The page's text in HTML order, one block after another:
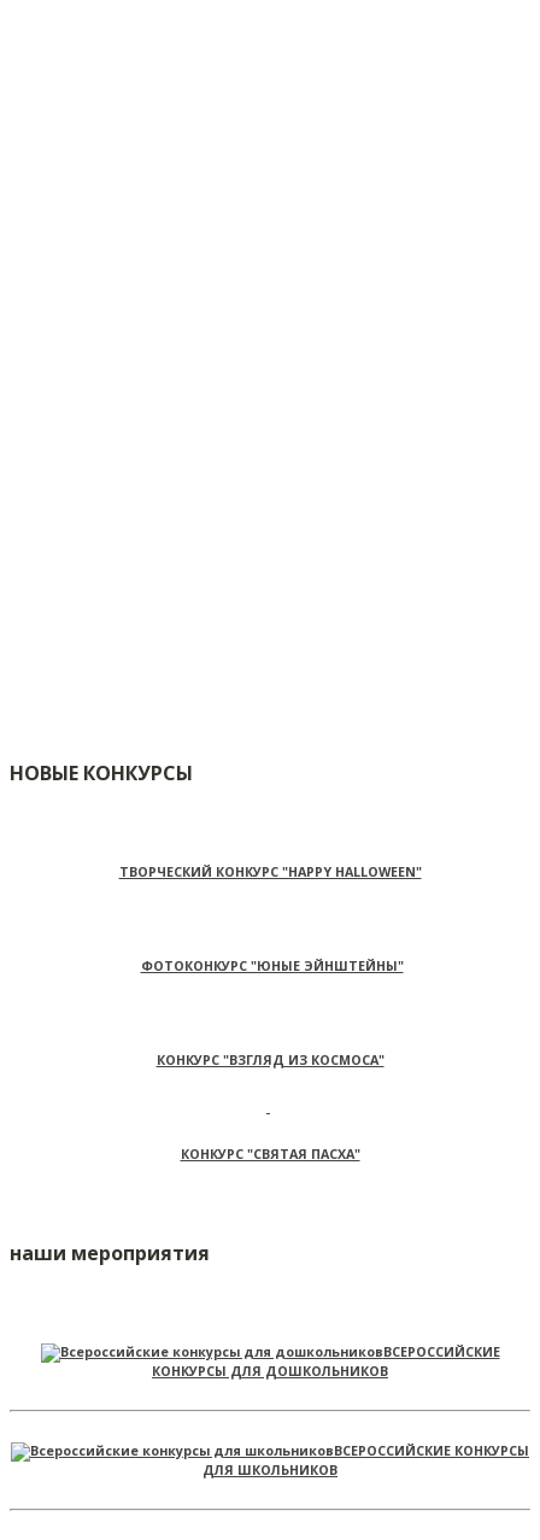
НОВЫЕ КОНКУРСЫ
ТВОРЧЕСКИЙ КОНКУРС "HAPPY HALLOWEEN"
ФОТОКОНКУРС "ЮНЫЕ ЭЙНШТЕЙНЫ"
КОНКУРС "ВЗГЛЯД ИЗ КОСМОСА"
КОНКУРС "СВЯТАЯ ПАСХА"
наши мероприятия
ВСЕРОССИЙСКИЕ
КОНКУРСЫ ДЛЯ ДОШКОЛЬНИКОВ
ВСЕРОССИЙСКИЕ КОНКУРСЫ
ДЛЯ ШКОЛЬНИКОВ